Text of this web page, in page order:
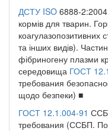
ДСТУ ISO 6888-2:2004
кормів для тварин.
коагулазопозитивних
та інших видів).
фібриногену плазми
середовища ГОСТ
требования
щодо безпеки) ■
ГОСТ 12.1.004-91
требования (ССБП.